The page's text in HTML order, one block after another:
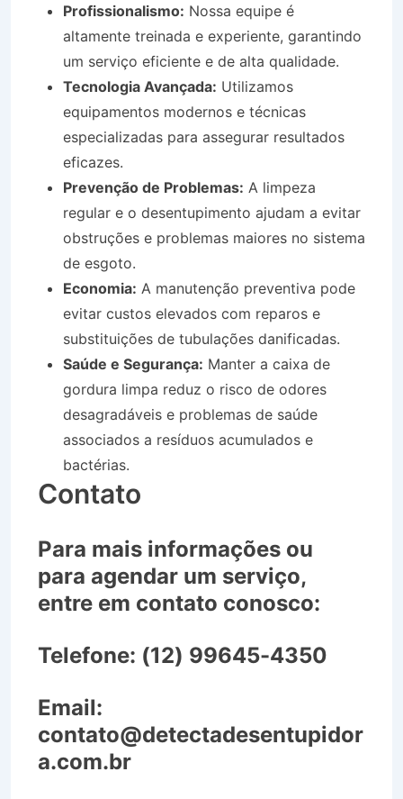
Profissionalismo: Nossa equipe é
altamente treinada e experiente, garantindo
um serviço eficiente e de alta qualidade.
Tecnologia Avançada: Utilizamos
equipamentos modernos e técnicas
especializadas para assegurar resultados
eficazes.
Prevenção de Problemas: A limpeza
regular e o desentupimento ajudam a evitar
obstruções e problemas maiores no sistema
de esgoto.
Economia: A manutenção preventiva pode
evitar custos elevados com reparos e
substituições de tubulações danificadas.
Saúde e Segurança: Manter a caixa de
gordura limpa reduz o risco de odores
desagradáveis e problemas de saúde
associados a resíduos acumulados e
bactérias.
Contato
Para mais informações ou
para agendar um serviço,
entre em contato conosco:
Telefone: (12) 99645-4350
Email:
contato@detectadesentupidor
a.com.br